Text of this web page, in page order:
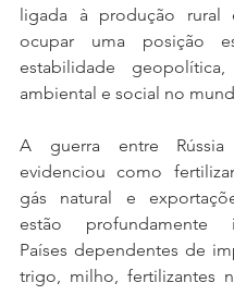
ligada à produção rural
ocupar uma posição
estabilidade geopolítica,
ambiental e social no
A guerra entre
evidenciou como
gás natural e
estão profundamente
Países dependentes de
trigo, milho, fertilizantes